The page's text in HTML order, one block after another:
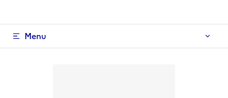
Menu des témoignages
Menu